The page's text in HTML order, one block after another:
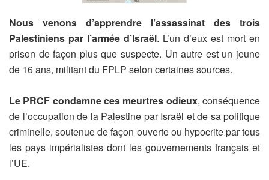
Nous venons d’apprendre l’assassinat des trois
Palestiniens par l’armée d’Israël. L’un d’eux est mort en
prison de façon plus que suspecte. Un autre est un jeune
de 16 ans, militant du FPLP selon certaines sources.
Le PRCF condamne ces meurtres odieux, conséquence
de l’occupation de la Palestine par Israël et de sa politique
criminelle, soutenue de façon ouverte ou hypocrite par tous
les pays impérialistes dont les gouvernements français et
l’UE.